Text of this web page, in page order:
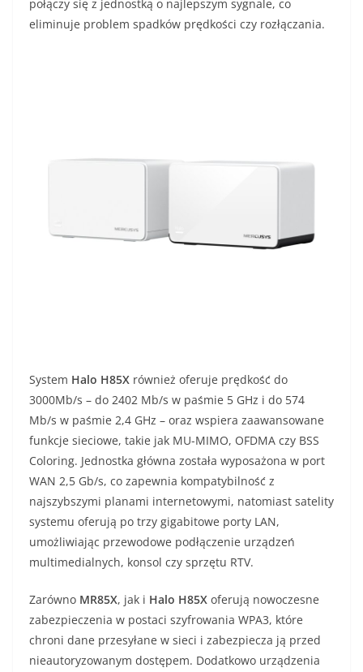
połączy się z jednostką o najlepszym sygnale, co
eliminuje problem spadków prędkości czy rozłączania.
System Halo H85X również oferuje prędkość do
3000Mb/s – do 2402 Mb/s w paśmie 5 GHz i do 574
Mb/s w paśmie 2,4 GHz – oraz wspiera zaawansowane
funkcje sieciowe, takie jak MU-MIMO, OFDMA czy BSS
Coloring. Jednostka główna została wyposażona w port
WAN 2,5 Gb/s, co zapewnia kompatybilność z
najszybszymi planami internetowymi, natomiast satelity
systemu oferują po trzy gigabitowe porty LAN,
umożliwiając przewodowe podłączenie urządzeń
multimedialnych, konsol czy sprzętu RTV.
Zarówno MR85X, jak i Halo H85X oferują nowoczesne
zabezpieczenia w postaci szyfrowania WPA3, które
chroni dane przesyłane w sieci i zabezpiecza ją przed
nieautoryzowanym dostępem. Dodatkowo urządzenia